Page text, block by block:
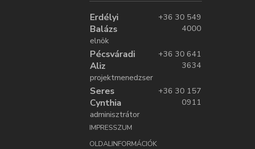
Erdélyi
Balázs
elnök
+36 30 549
4000
Pécsváradi
Aliz
projektmenedzser
+36 30 641
3634
Seres
Cynthia
adminisztrátor
+36 30 157
0911
IMPRESSZUM
OLDALINFORMÁCIÓK